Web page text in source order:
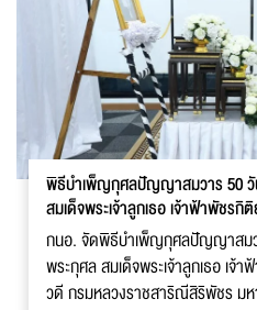
พิธีบำเพ็ญกุศลปัญญาสมวาร 50 วั
สมเด็จพระเจ้าลูกเธอ เจ้าฟ้าพัชรกิ
กนอ. จัดพิธีบำเพ็ญกุศลปัญญาสมว
พระกุศล สมเด็จพระเจ้าลูกเธอ เจ้
วดี กรมหลวงราชสาริณีสิริพัชร ม